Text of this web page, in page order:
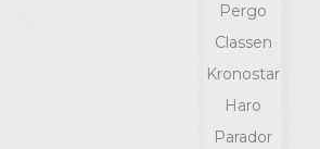
Pergo
Classen
Kronostar
Haro
Parador